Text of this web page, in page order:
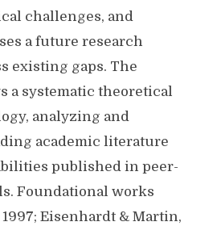
challenges, and
a future research
existing gaps. The
a systematic theoretical
analyzing and
academic literature
published in peer-
Foundational works
1997; Eisenhardt & Martin,